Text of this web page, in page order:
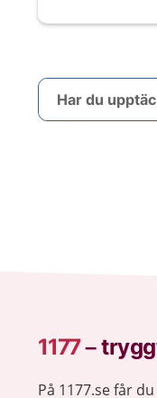
Har du
1177–
På 1177.se får